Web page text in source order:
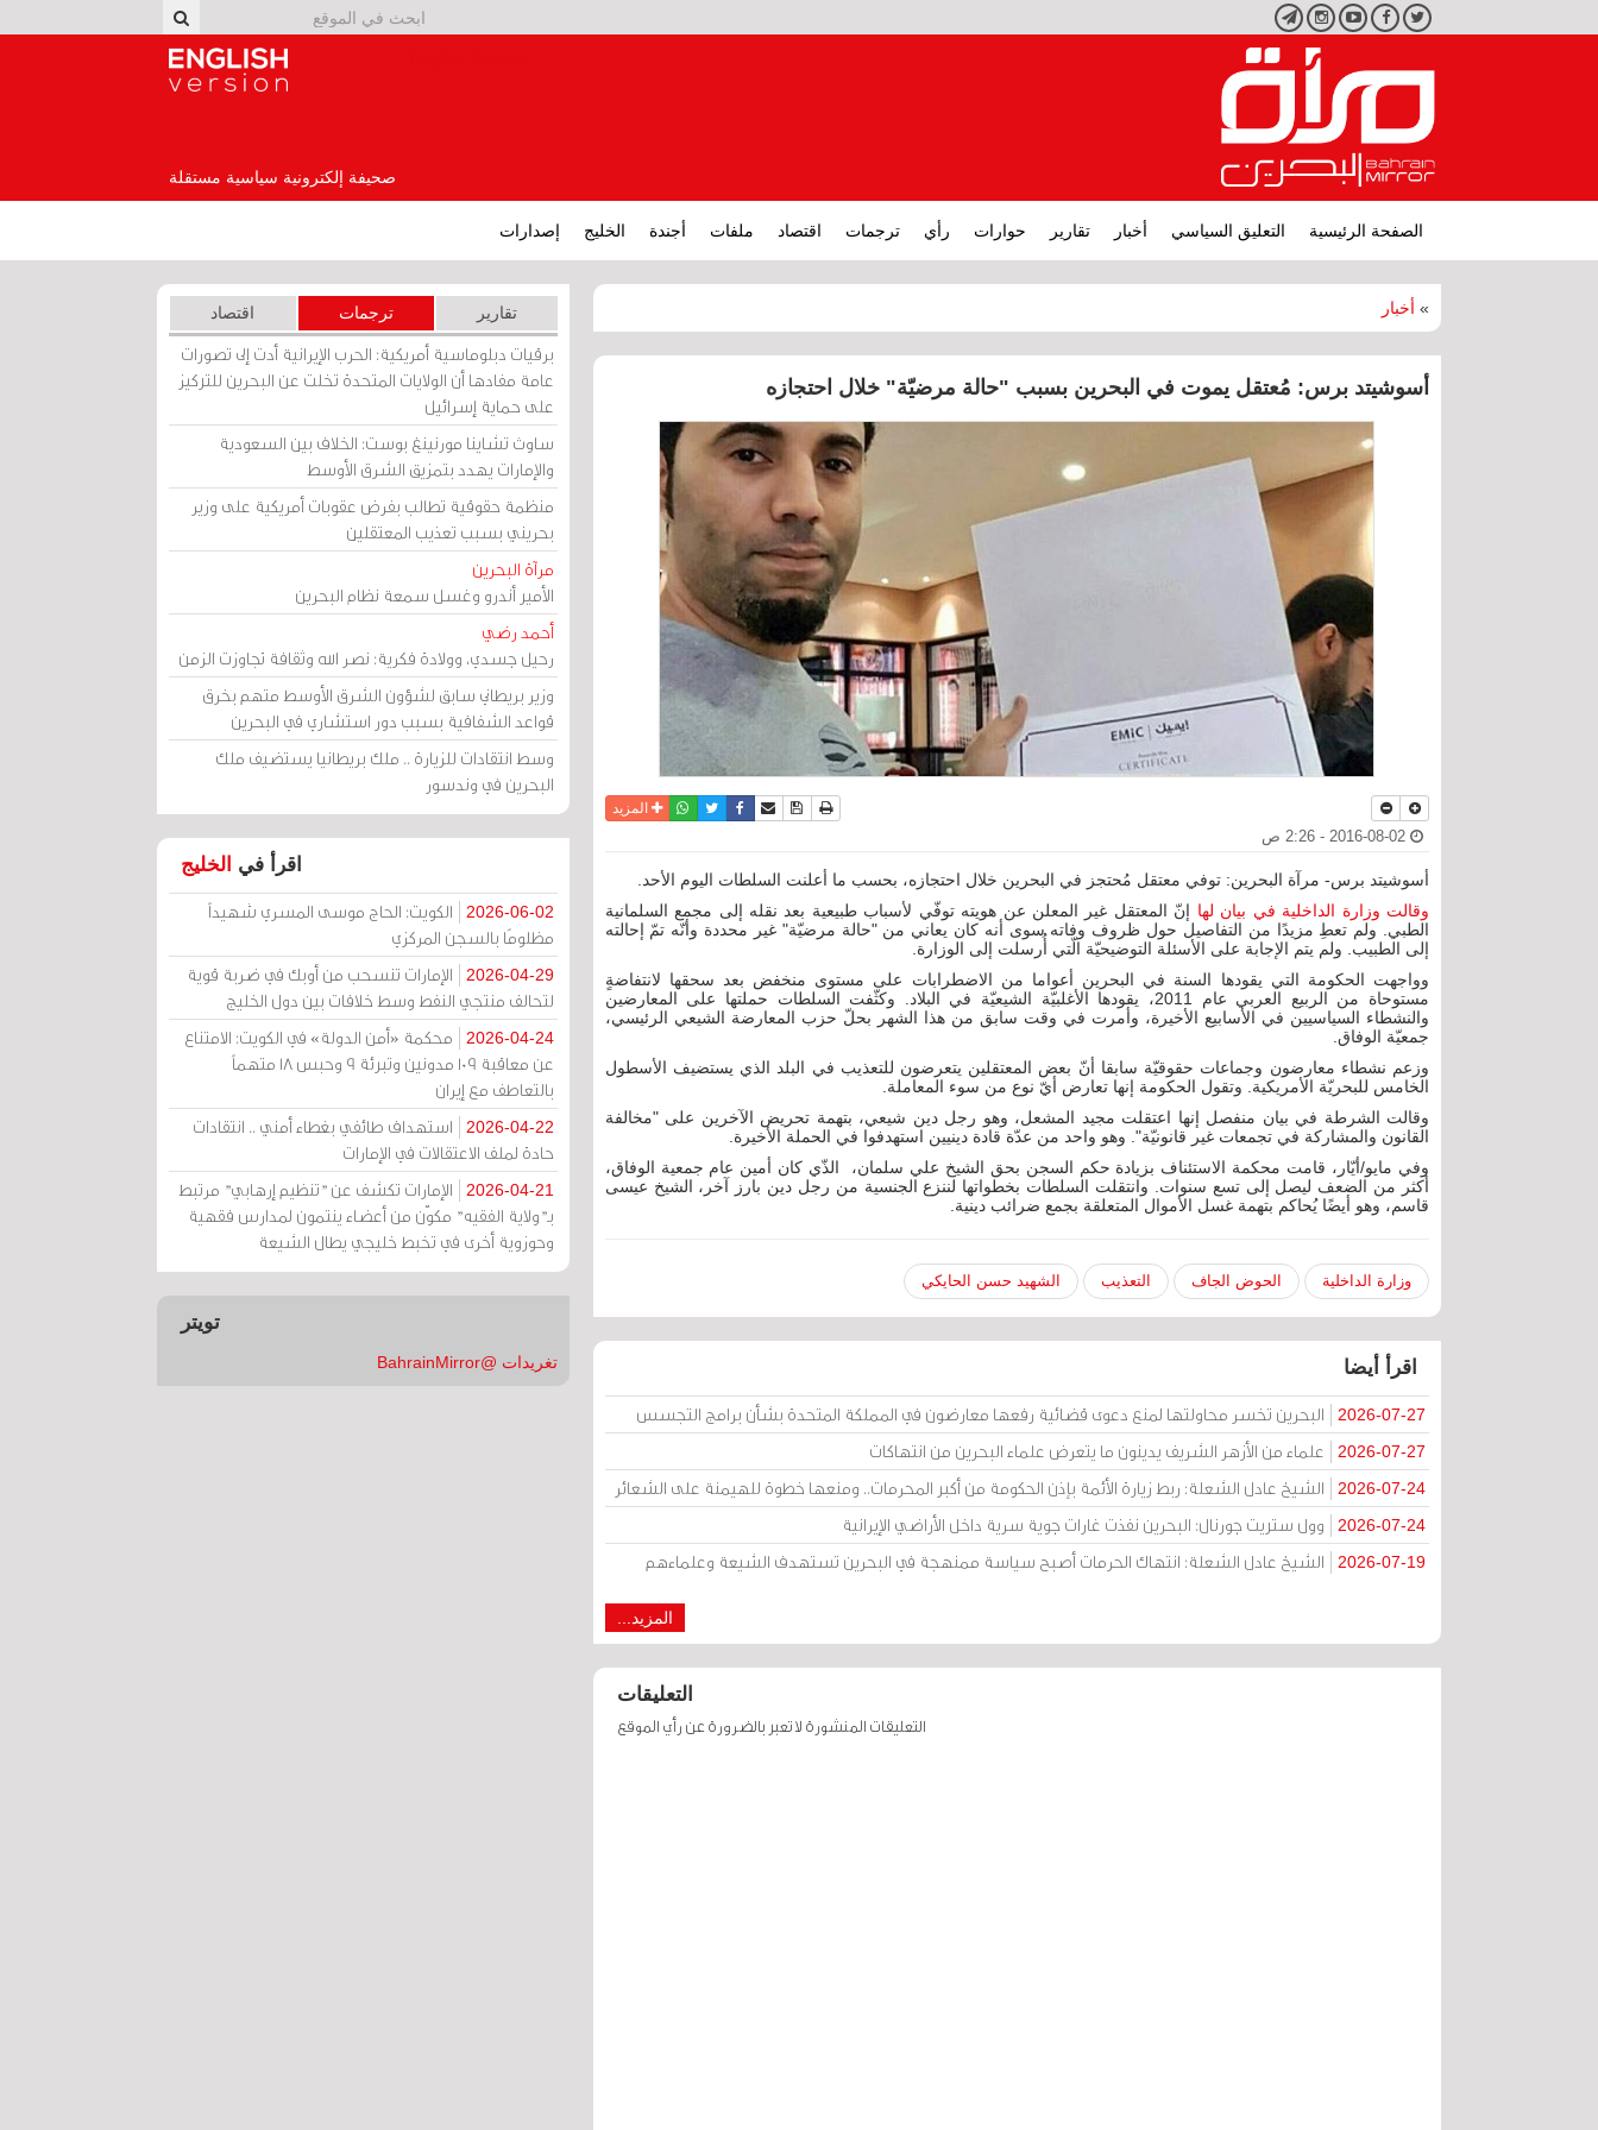
تويتر فيسبوكيوتيوبانستجرامتليجرام
صحيفة إلكترونية سياسية مستقلة
الصفحة الرئيسية التعليق السياسي أخبار تقارير حوارات رأي ترجمات اقتصاد ملفات أجندة الخليج إصدارات
» أخبار
أسوشيتد برس: مُعتقل يموت في البحرين بسبب "حالة مرضيّة" خلال احتجازه
نسخة للطباعة
حفظ الموضوع
أرسل الى صديق
فيسبوكتويترواتسابالمزيد
أسوشيتد برس- مرآة البحرين: توفي معتقل مُحتجز في البحرين خلال احتجازه، بحسب ما أعلنت السلطات اليوم الأحد.
وقالت وزارة الداخلية في بيان لها إنّ المعتقل غير المعلن عن هويته توفّي لأسباب طبيعية بعد نقله إلى مجمع السلمانية
الطبي. ولم تعطِ مزيدًا من التفاصيل حول ظروف وفاته سوى أنه كان يعاني من "حالة مرضيّة" غير محددة وأنّه تمّ إحالته
إلى الطبيب. ولم يتم الإجابة على الأسئلة التوضيحيّة الّتي أُرسلت إلى الوزارة.
وواجهت الحكومة التي يقودها السنة في البحرين أعواما من الاضطرابات على مستوى منخفض بعد سحقها لانتفاضةٍ
مستوحاة من الربيع العربي عام 2011، يقودها الأغلبيّة الشيعيّة في البلاد. وكثّفت السلطات حملتها على المعارضين
والنشطاء السياسيين في الأسابيع الأخيرة، وأمرت في وقت سابق من هذا الشهر بحلّ حزب المعارضة الشيعي الرئيسي،
جمعيّة الوفاق.
وزعم نشطاء معارضون وجماعات حقوقيّة سابقا أنّ بعض المعتقلين يتعرضون للتعذيب في البلد الذي يستضيف الأسطول
الخامس للبحريّة الأمريكية. وتقول الحكومة إنها تعارض أيّ نوع من سوء المعاملة.
وقالت الشرطة في بيان منفصل إنها اعتقلت مجيد المشعل، وهو رجل دين شيعي، بتهمة تحريض الآخرين على "مخالفة
القانون والمشاركة في تجمعات غير قانونيّة". وهو واحد من عدّة قادة دينيين استهدفوا في الحملة الأخيرة.
وفي مايو/أيّار، قامت محكمة الاستئناف بزيادة حكم السجن بحق الشيخ علي سلمان، الذّي كان أمين عام جمعية الوفاق،
أكثر من الضعف ليصل إلى تسع سنوات. وانتقلت السلطات بخطواتها لننزع الجنسية من رجل دين بارز آخر، الشيخ عيسى
قاسم، وهو أيضًا يُحاكم بتهمة غسل الأموال المتعلقة بجمع ضرائب دينية.
وزارة الداخلية الحوض الجاف التعذيب الشهيد حسن الحايكي
اقرأ أيضا
2026-07-27 البحرين تخسر محاولتها لمنع دعوى قضائية رفعها معارضون في المملكة المتحدة بشأن برامج التجسس
2026-07-27 علماء من الأزهر الشريف يدينون ما يتعرض علماء البحرين من انتهاكات
2026-07-24 الشيخ عادل الشعلة: ربط زيارة الأئمة بإذن الحكومة من أكبر المحرمات.. ومنعها خطوة للهيمنة على الشعائر
2026-07-24 وول ستريت جورنال: البحرين نفذت غارات جوية سرية داخل الأراضي الإيرانية
2026-07-19 الشيخ عادل الشعلة: انتهاك الحرمات أصبح سياسة ممنهجة في البحرين تستهدف الشيعة وعلماءهم
المزيد...
التعليقات
التعليقات المنشورة لا تعبر بالضرورة عن رأي الموقع
تقارير ترجمات اقتصاد
برقيات دبلوماسية أمريكية: الحرب الإيرانية أدت إلى تصورات
عامة مفادها أن الولايات المتحدة تخلت عن البحرين للتركيز
على حماية إسرائيل
ساوث تشاينا مورنينغ بوست: الخلاف بين السعودية
والإمارات يهدد بتمزيق الشرق الأوسط
منظمة حقوقية تطالب بفرض عقوبات أمريكية على وزير
بحريني بسبب تعذيب المعتقلين
مرآة البحرين
الأمير أندرو وغسل سمعة نظام البحرين
أحمد رضي
رحيل جسدي، وولادة فكرية: نصر الله وثقافة تجاوزت الزمن
وزير بريطاني سابق لشؤون الشرق الأوسط متهم بخرق
قواعد الشفافية بسبب دور استشاري في البحرين
وسط انتقادات للزيارة .. ملك بريطانيا يستضيف ملك
البحرين في وندسور
اقرأ في الخليج
2026-06-02
الكويت: الحاج موسى المسري شهيداً
مظلومًا بالسجن المركزي
2026-04-29
الإمارات تنسحب من أوبك في ضربة قوية
لتحالف منتجي النفط وسط خلافات بين دول الخليج
2026-04-24
محكمة «أمن الدولة» في الكويت: الامتناع
عن معاقبة 109 مدونين وتبرئة 9 وحبس 18 متهماً
بالتعاطف مع إيران
2026-04-22
استهداف طائفي بغطاء أمني .. انتقادات
حادة لملف الاعتقالات في الإمارات
2026-04-21
الإمارات تكشف عن "تنظيم إرهابي" مرتبط
بـ"ولاية الفقيه" مكوّن من أعضاء ينتمون لمدارس فقهية
وحوزوية أخرى في تخبط خليجي يطال الشيعة
تويتر
تغريدات @BahrainMirror